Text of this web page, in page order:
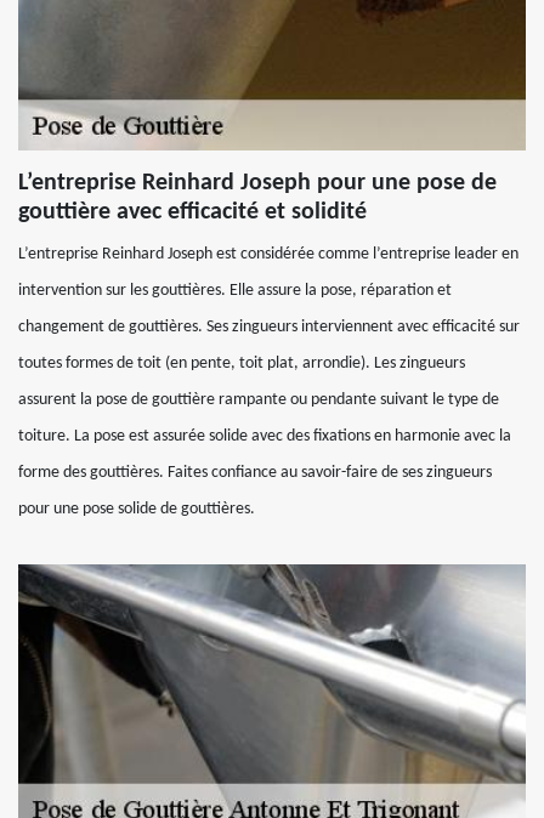
L’entreprise Reinhard Joseph pour une pose de
gouttière avec efficacité et solidité
L’entreprise Reinhard Joseph est considérée comme l’entreprise leader en
intervention sur les gouttières. Elle assure la pose, réparation et
changement de gouttières. Ses zingueurs interviennent avec efficacité sur
toutes formes de toit (en pente, toit plat, arrondie). Les zingueurs
assurent la pose de gouttière rampante ou pendante suivant le type de
toiture. La pose est assurée solide avec des fixations en harmonie avec la
forme des gouttières. Faites confiance au savoir-faire de ses zingueurs
pour une pose solide de gouttières.